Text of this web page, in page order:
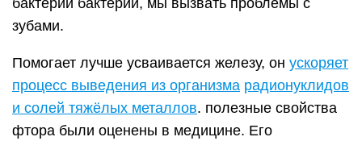
бактерий бактерий, мы вызвать проблемы с
зубами.
Помогает лучше усваивается железу, он ускоряет
процесс выведения из организма радионуклидов
и солей тяжёлых металлов. полезные свойства
фтора были оценены в медицине. Его